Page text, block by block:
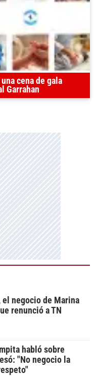
cena de gala
Garrahan
negocio de Marina
renunció a TN
habló sobre
"No negocio la